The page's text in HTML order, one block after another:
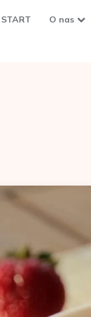
START O nas